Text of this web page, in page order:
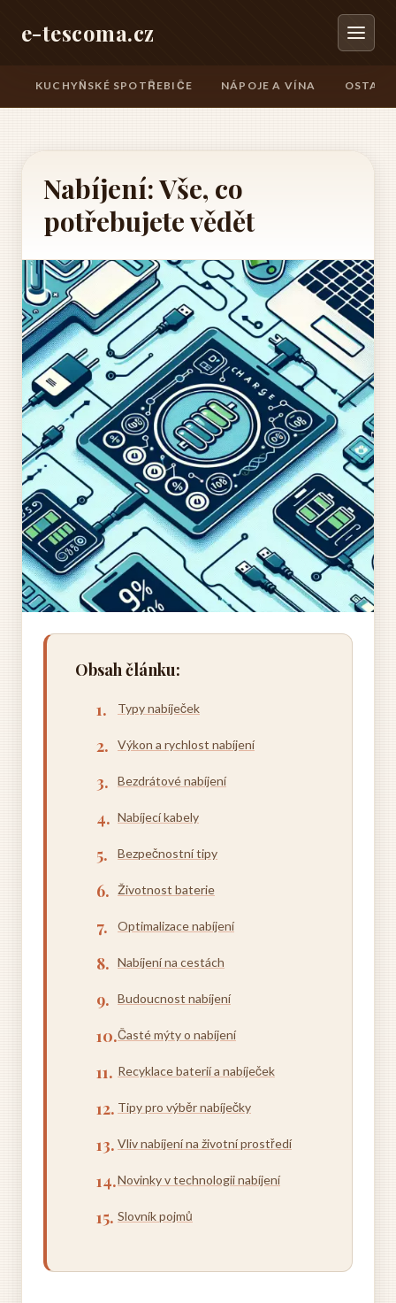
e-tescoma.cz
KUCHYŇSKÉ SPOTŘEBIČE NÁPOJE A VÍNA
Nabíjení: Vše, co
potřebujete vědět
Obsah článku:
Typy nabíječek
Výkon a rychlost nabíjení
Bezdrátové nabíjení
Nabíjecí kabely
Bezpečnostní tipy
Životnost baterie
Optimalizace nabíjení
Nabíjení na cestách
Budoucnost nabíjení
Časté mýty o nabíjení
Recyklace baterií a nabíječek
Tipy pro výběr nabíječky
Vliv nabíjení na životní prostředí
Novinky v technologii nabíjení
Slovník pojmů